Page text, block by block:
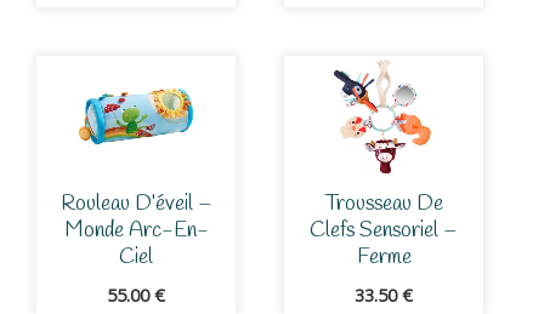
Rouleau D’éveil –
Monde Arc-En-
Ciel
55.00€
Trousseau De
Clefs Sensoriel –
Ferme
33.50€